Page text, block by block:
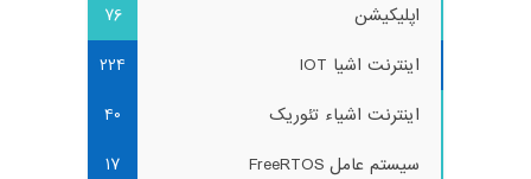
اپلیکیشن
76
اینترنت اشیا IOT
224
اینترنت اشیاء تئوریک
40
سیستم عامل FreeRTOS
17